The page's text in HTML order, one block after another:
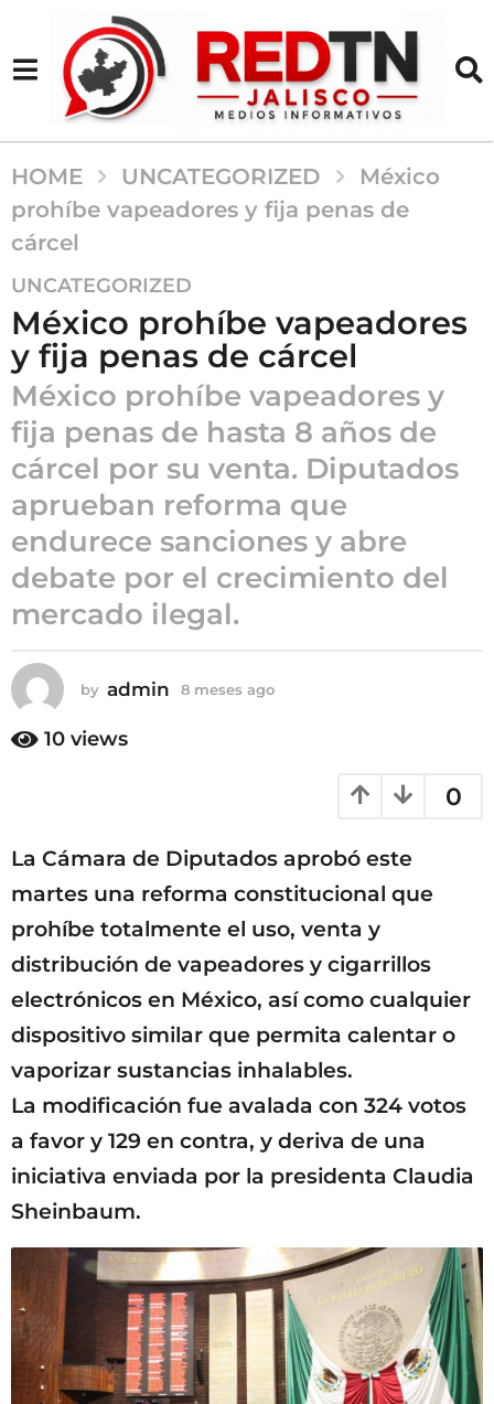
HOME UNCATEGORIZED
México
prohíbe vapeadores y fija penas de
cárcel
8
m
e
s
e
s
a
g
8
m
e
e
a
g
o
UNCATEGORIZED
México prohíbe vapeadores
y fija penas de cárcel
México prohíbe vapeadores y
fija penas de hasta 8 años de
cárcel por su venta. Diputados
aprueban reforma que
endurece sanciones y abre
debate por el crecimiento del
mercado ilegal.
by admin 8 meses ago
o
10 views
0
La Cámara de Diputados aprobó este
martes una reforma constitucional que
prohíbe totalmente el uso, venta y
distribución de vapeadores y cigarrillos
electrónicos en México, así como cualquier
dispositivo similar que permita calentar o
vaporizar sustancias inhalables.
La modificación fue avalada con 324 votos
a favor y 129 en contra, y deriva de una
iniciativa enviada por la presidenta Claudia
Sheinbaum.